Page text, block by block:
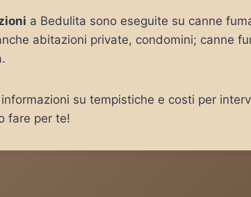
a Bedulita sono eseguite su canne
abitazioni private, condomini; canne
su tempistiche e costi per
fare per te!